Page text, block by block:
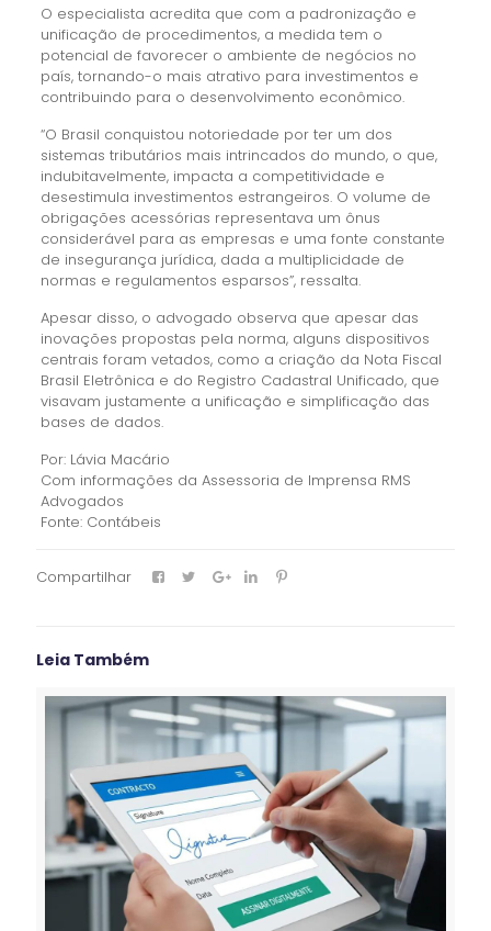
O especialista acredita que com a padronização e
unificação de procedimentos, a medida tem o
potencial de favorecer o ambiente de negócios no
país, tornando-o mais atrativo para investimentos e
contribuindo para o desenvolvimento econômico.
“O Brasil conquistou notoriedade por ter um dos
sistemas tributários mais intrincados do mundo, o que,
indubitavelmente, impacta a competitividade e
desestimula investimentos estrangeiros. O volume de
obrigações acessórias representava um ônus
considerável para as empresas e uma fonte constante
de insegurança jurídica, dada a multiplicidade de
normas e regulamentos esparsos”, ressalta.
Apesar disso, o advogado observa que apesar das
inovações propostas pela norma, alguns dispositivos
centrais foram vetados, como a criação da Nota Fiscal
Brasil Eletrônica e do Registro Cadastral Unificado, que
visavam justamente a unificação e simplificação das
bases de dados.
Por: Lávia Macário
Com informações da Assessoria de Imprensa RMS
Advogados
Fonte: Contábeis
Compartilhar
Leia Também